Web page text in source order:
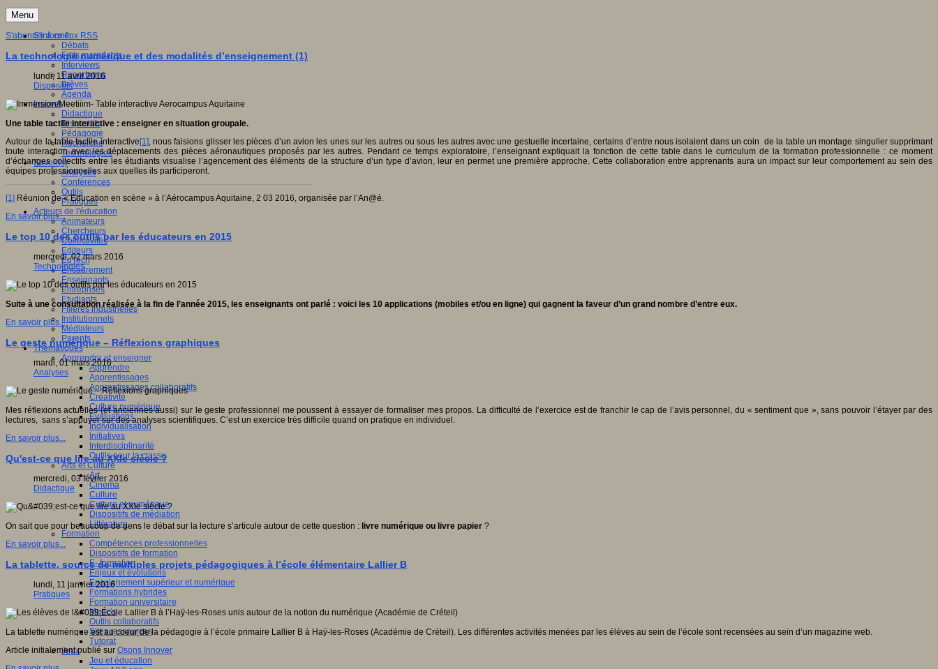
Menu
S'informer
Débats
Faits marquants
Interviews
Reportages
Brèves
Agenda
Innover
Didactique
Dispositifs
Pédagogie
Recherche
Technologies
Savoir(s)
Analyses
Conférences
Outils
Pratiques
Acteurs de l'éducation
Animateurs
Chercheurs
Collectivités
Editeurs
EdTech
Encadrement
Enseignants
Entreprises
Etudiants
Filières industrielles
Institutionnels
Médiateurs
Parents
Thématiques
Apprendre et enseigner
Apprendre
Apprentissages
Apprentissages collaboratifs
Créativité
Culture numérique
Evaluations
Individualisation
Initiatives
Interdisciplinarité
Outils pour la classe
Arts et Culture
Art
Cinéma
Culture
Culture et numérique
Dispositifs de médiation
Littérature
Formation
Compétences professionnelles
Dispositifs de formation
E- formation
Enjeux et évolutions
Enseignement supérieur et numérique
Formations hybrides
Formation universitaire
Mooc’s
Outils collaboratifs
Sites ressources
Tutorat
Jeux
Jeu et éducation
S'abonner à ce flux RSS
La technologie numérique et des modalités d’enseignement (1)
lundi, 11 avril 2016
Dispositifs
Une table tactile interactive : enseigner en situation groupale.
Autour de la table tactile interactive [1], nous faisions glisser les pièces d’un avion les unes sur les autres ou sous les autres avec une gestuelle incertaine, certains d’entre nous isolaient dans un coin de la table un montage singulier supprimant
toute interaction avec les déplacements des pièces aéronautiques proposés par les autres. Pendant ce temps exploratoire, l’enseignant expliquait la fonction de cette table dans le curriculum de la formation professionnelle : ce moment
d’échanges collectifs entre les étudiants visualise l’agencement des éléments de la structure d’un type d’avion, leur en permet une première approche. Cette collaboration entre apprenants aura un impact sur leur comportement au sein des
équipes professionnelles aux quelles ils participeront.
[1] Réunion de « Education en scène » à l’Aérocampus Aquitaine, 2 03 2016, organisée par l’An@é.
En savoir plus...
Le top 10 des outils par les éducateurs en 2015
mercredi, 02 mars 2016
Technologies
Suite à une consultation réalisée à la fin de l’année 2015, les enseignants ont parlé : voici les 10 applications (mobiles et/ou en ligne) qui gagnent la faveur d’un grand nombre d’entre eux.
En savoir plus...
Le geste numérique – Réflexions graphiques
mardi, 01 mars 2016
Analyses
Mes réflexions actuelles (et anciennes aussi) sur le geste professionnel me poussent à essayer de formaliser mes propos. La difficulté de l’exercice est de franchir le cap de l’avis personnel, du « sentiment que », sans pouvoir l’étayer par des
lectures, sans s’appuyer sur des analyses scientifiques. C’est un exercice très difficile quand on pratique en individuel.
En savoir plus...
Qu'est-ce que lire au XXIe siècle ?
mercredi, 03 février 2016
Didactique
On sait que pour beaucoup de gens le débat sur la lecture s’articule autour de cette question : livre numérique ou livre papier ?
En savoir plus...
La tablette, source de multiples projets pédagogiques à l’école élémentaire Lallier B
lundi, 11 janvier 2016
Pratiques
La tablette numérique est au coeur de la pédagogie à l’école primaire Lallier B à Haÿ-les-Roses (Académie de Créteil). Les différentes activités menées par les élèves au sein de l’école sont recensées au sein d’un magazine web.
Article initialement publié sur Osons Innover